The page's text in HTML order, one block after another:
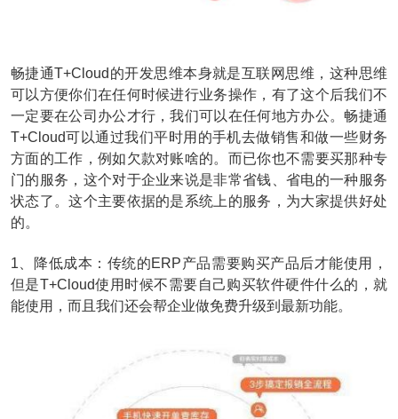
畅捷通T+Cloud的开发思维本身就是互联网思维，这种思维
可以方便你们在任何时候进行业务操作，有了这个后我们不
一定要在公司办公才行，我们可以在任何地方办公。畅捷通
T+Cloud可以通过我们平时用的手机去做销售和做一些财务
方面的工作，例如欠款对账啥的。而已你也不需要买那种专
门的服务，这个对于企业来说是非常省钱、省电的一种服务
状态了。这个主要依据的是系统上的服务，为大家提供好处
的。
1、降低成本：传统的ERP产品需要购买产品后才能使用，
但是T+Cloud使用时候不需要自己购买软件硬件什么的，就
能使用，而且我们还会帮企业做免费升级到最新功能。